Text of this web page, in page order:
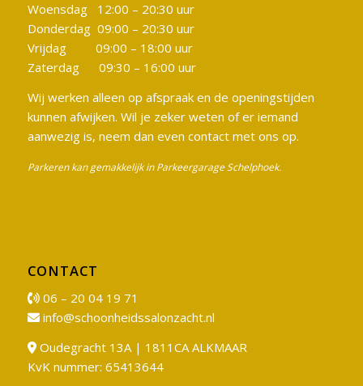
Woensdag 12:00 – 20:30 uur
Donderdag 09:00 – 20:30 uur
Vrijdag 09:00 – 18:00 uur
Zaterdag 09:30 – 16:00 uur
Wij werken alleen op afspraak en de openingstijden
kunnen afwijken. Wil je zeker weten of er iemand
aanwezig is, neem dan even contact met ons op.
Parkeren kan gemakkelijk in Parkeergarage Schelphoek.
CONTACT
06 – 20 04 19 71
info@schoonheidssalonzacht.nl
Oudegracht 13A | 1811CA ALKMAAR
KvK nummer: 65413644